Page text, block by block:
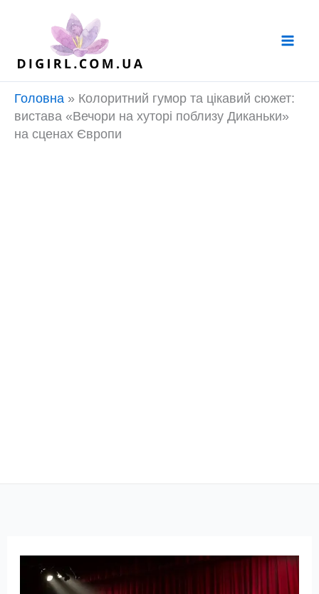
Головна » Колоритний гумор та цікавий сюжет:
вистава «Вечори на хуторі поблизу Диканьки»
на сценах Європи